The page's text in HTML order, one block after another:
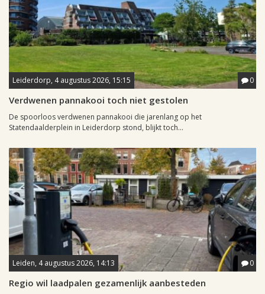
Leiderdorp, 4 augustus 2026, 15:15 0
Verdwenen pannakooi toch niet gestolen
De spoorloos verdwenen pannakooi die jarenlang op het
Statendaalderplein in Leiderdorp stond, blijkt toch...
Leiden, 4 augustus 2026, 14:13 0
Regio wil laadpalen gezamenlijk aanbesteden